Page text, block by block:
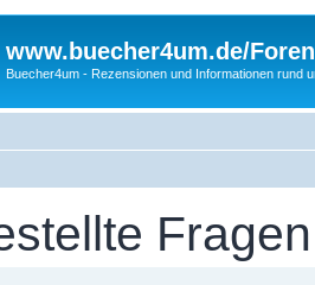
www.buecher4um.de/Foren
Buecher4um - Rezensionen und Informationen rund
Fragen